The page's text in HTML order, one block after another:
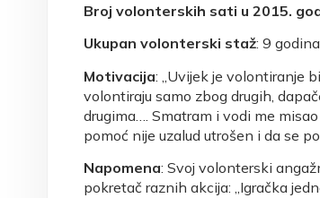
Broj volonterskih sati u 2015.
Ukupan volonterski staž: 9 godina
Motivacija: „Uvijek je volontiranje
volontiraju samo zbog drugih,
drugima…. Smatram i vodi me
pomoć nije uzalud utrošen i da se
Napomena: Svoj volonterski
pokretač raznih akcija: „Igračka